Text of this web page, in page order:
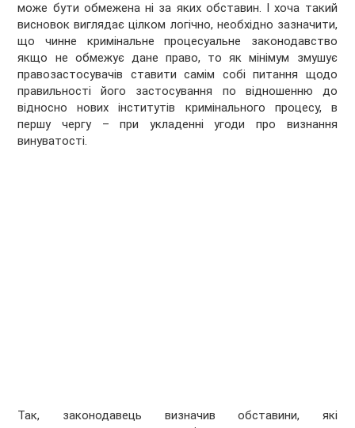
може бути обмежена ні за яких обставин. І хоча такий
висновок виглядає цілком логічно, необхідно зазначити,
що чинне кримінальне процесуальне законодавство
якщо не обмежує дане право, то як мінімум змушує
правозастосувачів ставити самім собі питання щодо
правильності його застосування по відношенню до
відносно нових інститутів кримінального процесу, в
першу чергу – при укладенні угоди про визнання
винуватості.
Так, законодавець визначив обставини, які